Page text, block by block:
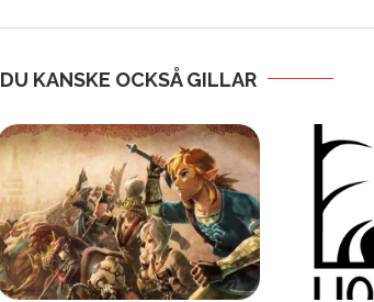
DU KANSKE OCKSÅ GILLAR